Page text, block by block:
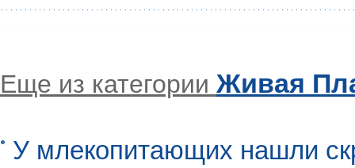
Еще из категории Живая
У млекопитающих нашли